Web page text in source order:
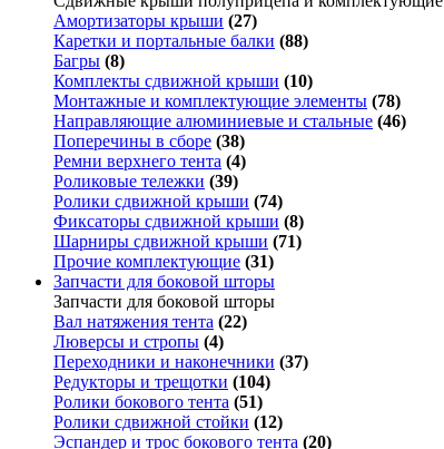
Амортизаторы крыши (27)
Каретки и портальные балки (88)
Багры (8)
Комплекты сдвижной крыши (10)
Монтажные и комплектующие элементы (78)
Направляющие алюминиевые и стальные (46)
Поперечины в сборе (38)
Ремни верхнего тента (4)
Роликовые тележки (39)
Ролики сдвижной крыши (74)
Фиксаторы сдвижной крыши (8)
Шарниры сдвижной крыши (71)
Прочие комплектующие (31)
Запчасти для боковой шторы
Запчасти для боковой шторы
Вал натяжения тента (22)
Люверсы и стропы (4)
Переходники и наконечники (37)
Редукторы и трещотки (104)
Ролики бокового тента (51)
Ролики сдвижной стойки (12)
Эспандер и трос бокового тента (20)